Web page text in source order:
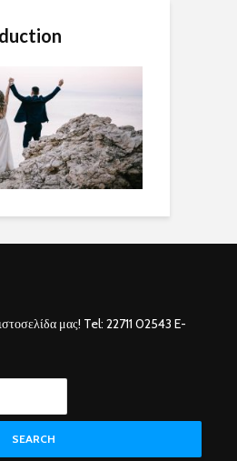
μας! Tel: 22711 02543 E-
SEARCH